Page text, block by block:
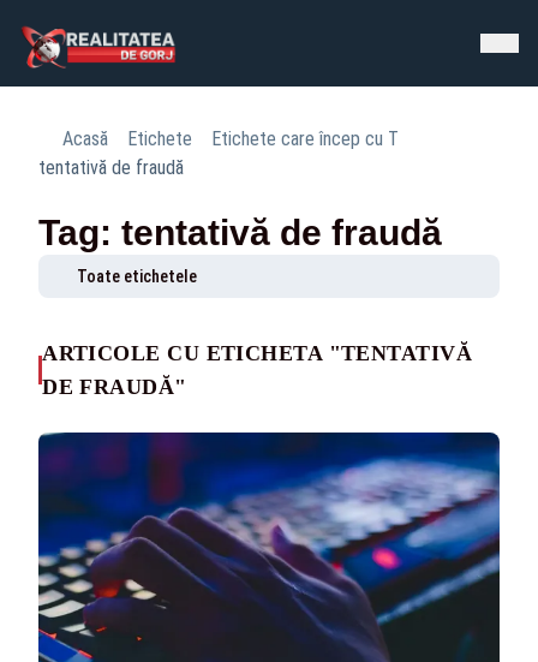
Acasă Etichete
Etichete care încep cu T
tentativă de fraudă
Tag: tentativă de fraudă
Toate etichetele
ARTICOLE CU ETICHETA "TENTATIVĂ
DE FRAUDĂ"